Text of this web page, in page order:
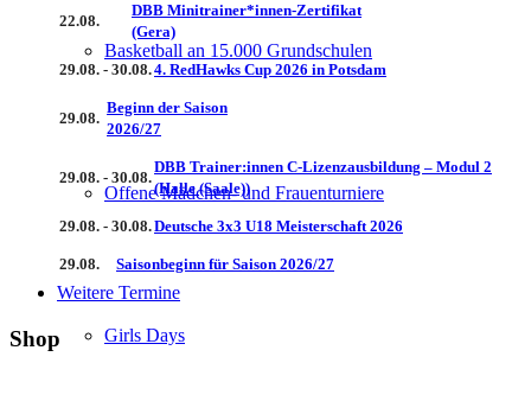
Basketball an 15.000 Grundschulen
Offene Mädchen- und Frauenturniere
Girls Days
22.08.
DBB Minitrainer*innen-Zertifikat
(Gera)
29.08. - 30.08.4. RedHawks Cup 2026 in Potsdam
29.08.
Beginn der Saison
2026/27
29.08. - 30.08.
DBB Trainer:innen C-Lizenzausbildung – Modul 2
(Halle (Saale))
29.08. - 30.08.Deutsche 3x3 U18 Meisterschaft 2026
29.08. Saisonbeginn für Saison 2026/27
Weitere Termine
Shop